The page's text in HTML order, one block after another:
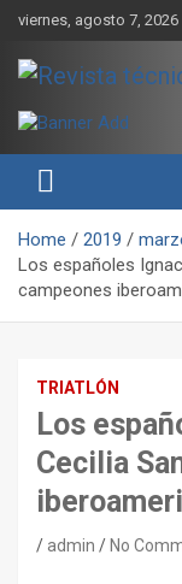
Skip
content
viernes, agosto 7, 2026
Revista
Sport
rendimiento,
Home 2019
Los españoles
campeones
TRIATLÓN
Los
Cecilia
admin No